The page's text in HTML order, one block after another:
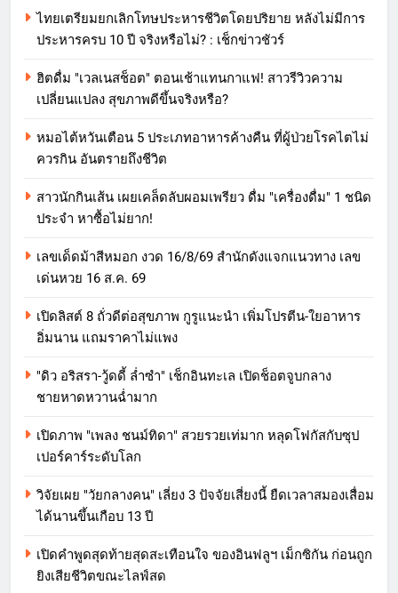
ไทยเตรียมยกเลิกโทษประหารชีวิตโดยปริยาย หลังไม่มีการ
ประหารครบ 10 ปี จริงหรือไม่? : เช็กข่าวชัวร์
ฮิตดื่ม "เวลเนสช็อต" ตอนเช้าแทนกาแฟ! สาวรีวิวความ
เปลี่ยนแปลง สุขภาพดีขึ้นจริงหรือ?
หมอไต้หวันเตือน 5 ประเภทอาหารค้างคืน ที่ผู้ป่วยโรคไตไม่
ควรกิน อันตรายถึงชีวิต
สาวนักกินเส้น เผยเคล็ดลับผอมเพรียว ดื่ม "เครื่องดื่ม" 1 ชนิด
ประจำ หาซื้อไม่ยาก!
เลขเด็ดม้าสีหมอก งวด 16/8/69 สำนักดังแจกแนวทาง เลข
เด่นหวย 16 ส.ค. 69
เปิดลิสต์ 8 ถั่วดีต่อสุขภาพ กูรูแนะนำ เพิ่มโปรตีน-ใยอาหาร
อิ่มนาน แถมราคาไม่แพง
"ดิว อริสรา-วู้ดดี้ ล่ำซำ" เช็กอินทะเล เปิดช็อตจูบกลาง
ชายหาดหวานฉ่ำมาก
เปิดภาพ "เพลง ชนม์ทิดา" สวยรวยเท่มาก หลุดโฟกัสกับซุป
เปอร์คาร์ระดับโลก
วิจัยเผย "วัยกลางคน" เลี่ยง 3 ปัจจัยเสี่ยงนี้ ยืดเวลาสมองเสื่อม
ได้นานขึ้นเกือบ 13 ปี
เปิดคำพูดสุดท้ายสุดสะเทือนใจ ของอินฟลูฯ เม็กซิกัน ก่อนถูก
ยิงเสียชีวิตขณะไลฟ์สด